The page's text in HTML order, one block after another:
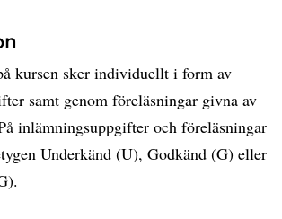
kursen sker individuellt i form av
samt genom föreläsningar givna av
inlämningsuppgifter och föreläsningar
Underkänd (U), Godkänd (G) eller